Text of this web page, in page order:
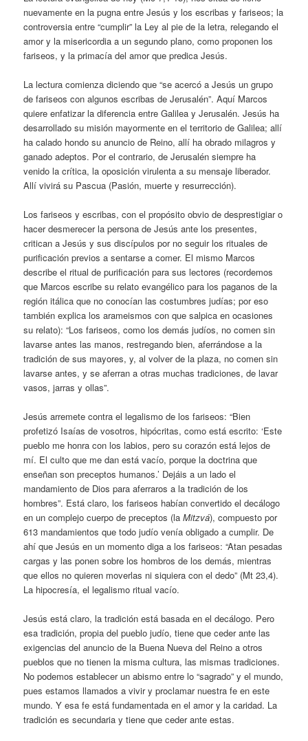
nuevamente en la pugna entre Jesús y los escribas y fariseos; la
controversia entre “cumplir” la Ley al pie de la letra, relegando el
amor y la misericordia a un segundo plano, como proponen los
fariseos, y la primacía del amor que predica Jesús.
La lectura comienza diciendo que “se acercó a Jesús un grupo
de fariseos con algunos escribas de Jerusalén”. Aquí Marcos
quiere enfatizar la diferencia entre Galilea y Jerusalén. Jesús ha
desarrollado su misión mayormente en el territorio de Galilea; allí
ha calado hondo su anuncio de Reino, allí ha obrado milagros y
ganado adeptos. Por el contrario, de Jerusalén siempre ha
venido la crítica, la oposición virulenta a su mensaje liberador.
Allí vivirá su Pascua (Pasión, muerte y resurrección).
Los fariseos y escribas, con el propósito obvio de desprestigiar o
hacer desmerecer la persona de Jesús ante los presentes,
critican a Jesús y sus discípulos por no seguir los rituales de
purificación previos a sentarse a comer. El mismo Marcos
describe el ritual de purificación para sus lectores (recordemos
que Marcos escribe su relato evangélico para los paganos de la
región itálica que no conocían las costumbres judías; por eso
también explica los arameismos con que salpica en ocasiones
su relato): “Los fariseos, como los demás judíos, no comen sin
lavarse antes las manos, restregando bien, aferrándose a la
tradición de sus mayores, y, al volver de la plaza, no comen sin
lavarse antes, y se aferran a otras muchas tradiciones, de lavar
vasos, jarras y ollas”.
Jesús arremete contra el legalismo de los fariseos: “Bien
profetizó Isaías de vosotros, hipócritas, como está escrito: ‘Este
pueblo me honra con los labios, pero su corazón está lejos de
mí. El culto que me dan está vacío, porque la doctrina que
enseñan son preceptos humanos.’ Dejáis a un lado el
mandamiento de Dios para aferraros a la tradición de los
hombres”. Está claro, los fariseos habían convertido el decálogo
en un complejo cuerpo de preceptos (laMitzvá), compuesto por
613 mandamientos que todo judío venía obligado a cumplir. De
ahí que Jesús en un momento diga a los fariseos: “Atan pesadas
cargas y las ponen sobre los hombros de los demás, mientras
que ellos no quieren moverlas ni siquiera con el dedo” (Mt 23,4).
La hipocresía, el legalismo ritual vacío.
Jesús está claro, la tradición está basada en el decálogo. Pero
esa tradición, propia del pueblo judío, tiene que ceder ante las
exigencias del anuncio de la Buena Nueva del Reino a otros
pueblos que no tienen la misma cultura, las mismas tradiciones.
No podemos establecer un abismo entre lo “sagrado” y el mundo,
pues estamos llamados a vivir y proclamar nuestra fe en este
mundo. Y esa fe está fundamentada en el amor y la caridad. La
tradición es secundaria y tiene que ceder ante estas.